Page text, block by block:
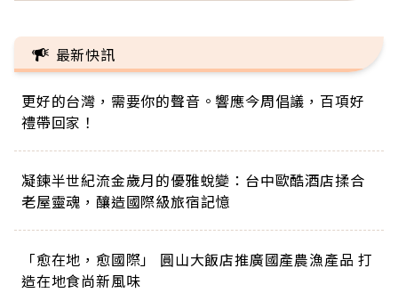
最新快訊
更好的台灣，需要你的聲音。響應今周倡議，百項好
禮帶回家！
凝鍊半世紀流金歲月的優雅蛻變：台中歐酷酒店揉合
老屋靈魂，釀造國際級旅宿記憶
「愈在地，愈國際」 圓山大飯店推廣國產農漁產品 打
造在地食尚新風味